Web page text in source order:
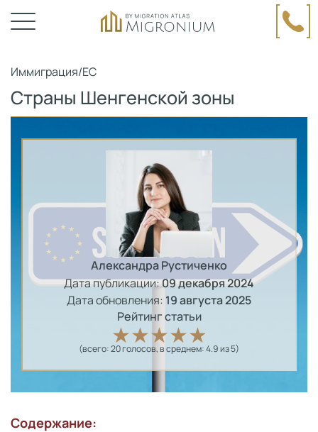
Иммиграция/ЕС
Страны Шенгенской зоны
Александра Рустиченко
Дата публикации:09 декабря 2024
Дата обновления: 19 августа 2025
Рейтинг статьи
(всего:20голосов, в среднем:4.9из 5)
Содержание: